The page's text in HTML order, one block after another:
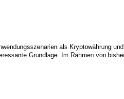
als Kryptowährung
Grundlage. Im Rahmen von